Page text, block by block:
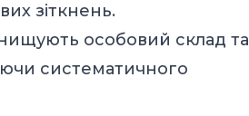
зіткнень.
особовий склад та
систематичного